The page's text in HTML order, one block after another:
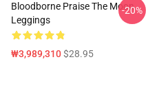
Bloodborne Praise The Moon
Leggings
₩3,989,310$28.95
-20%